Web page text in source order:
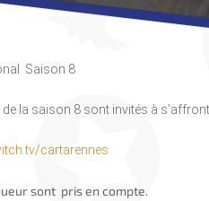
Saison 8
la saison 8 sont invités à
cartarennes
sont pris en compte.